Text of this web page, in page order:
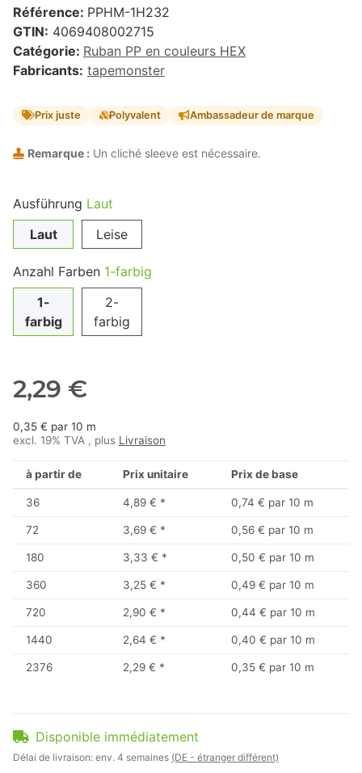
Référence: PPHM-1H232
GTIN: 4069408002715
Catégorie: Ruban PP en couleurs HEX
Fabricants: tapemonster
Prix juste Polyvalent Ambassadeur de marque
Remarque : Un cliché sleeve est nécessaire.
Ausführung Laut
Laut
Leise
Anzahl Farben 1-farbig
1-
farbig
2-
farbig
2,29 €
0,35 € par 10 m
excl. 19% TVA , plus Livraison
à partir de Prix unitaire Prix de base
36 4,89 € * 0,74 € par 10 m
72 3,69 € * 0,56 € par 10 m
180 3,33 € * 0,50 € par 10 m
360 3,25 € * 0,49 € par 10 m
720 2,90 € * 0,44 € par 10 m
1440 2,64 € * 0,40 € par 10 m
2376 2,29 € * 0,35 € par 10 m
Disponible immédiatement
Délai de livraison: env. 4 semaines (DE - étranger différent)